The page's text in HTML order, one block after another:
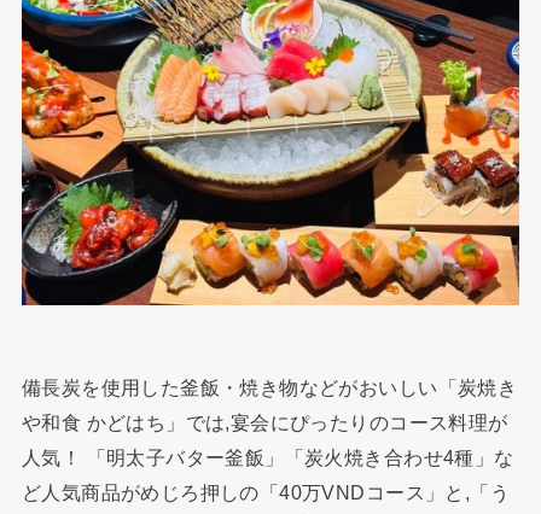
備長炭を使用した釜飯・焼き物などがおいしい「炭焼き
や和食 かどはち」では,宴会にぴったりのコース料理が
人気！ 「明太子バター釜飯」「炭火焼き合わせ4種」な
ど人気商品がめじろ押しの「40万VNDコース」と,「う